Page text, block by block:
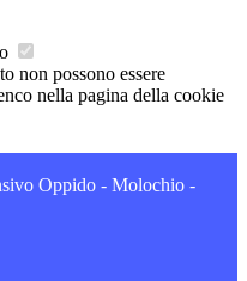
non possono essere
nella pagina della cookie
Oppido - Molochio -